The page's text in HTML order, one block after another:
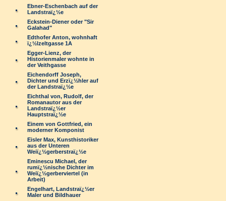
Ebner-Eschenbach auf der
Landstraï¿½e
Eckstein-Diener oder "Sir
Galahad"
Edthofer Anton, wohnhaft
ï¿½lzeltgasse 1A
Egger-Lienz, der
Historienmaler wohnte in
der Veithgasse
Eichendorff Joseph,
Dichter und Erzï¿½hler auf
der Landstraï¿½e
Eichthal von, Rudolf, der
Romanautor aus der
Landstraï¿½er
Hauptstraï¿½e
Einem von Gottfried, ein
moderner Komponist
Eisler Max, Kunsthistoriker
aus der Unteren
Weiï¿½gerberstraï¿½e
Eminescu Michael, der
rumï¿½nische Dichter im
Weiï¿½gerberviertel (in
Arbeit)
Engelhart, Landstraï¿½er
Maler und Bildhauer